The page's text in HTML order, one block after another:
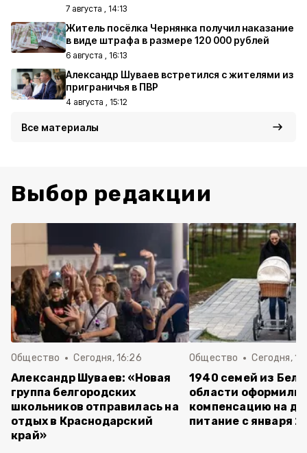
7 августа , 14:13
Житель посёлка Чернянка получил наказание
в виде штрафа в размере 120 000 рублей
6 августа , 16:13
Александр Шуваев встретился с жителями из
приграничья в ПВР
4 августа , 15:12
Все материалы
Выбор редакции
Общество Сегодня, 16:26
Александр Шуваев: «Новая
группа белгородских
школьников отправилась на
отдых в Краснодарский
край»
Общество Сегодня,
1940 семей из
области оформили
компенсацию на
питание с января